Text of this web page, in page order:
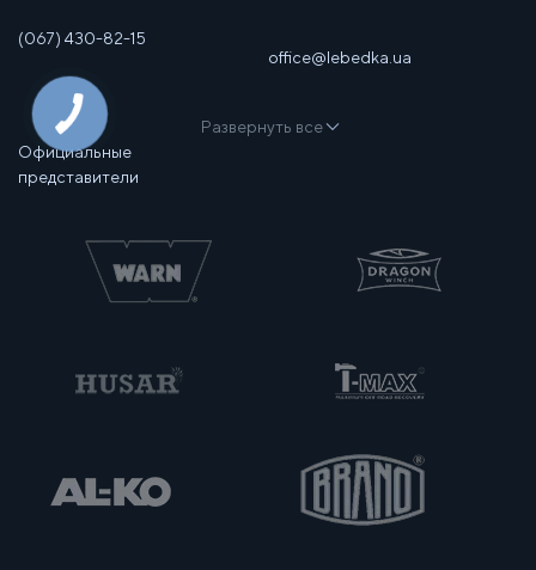
(067) 430-82-15
office@lebedka.ua
Развернуть все
Официальные
представители